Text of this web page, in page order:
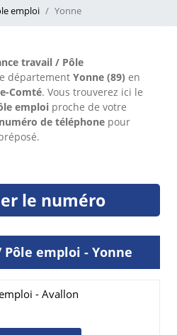
emploi Yonne
travail / Pôle
département Yonne (89) en
Comté. Vous trouverez ici le
emploi proche de votre
numéro de téléphone pour
le numéro
emploi - Yonne
- Avallon